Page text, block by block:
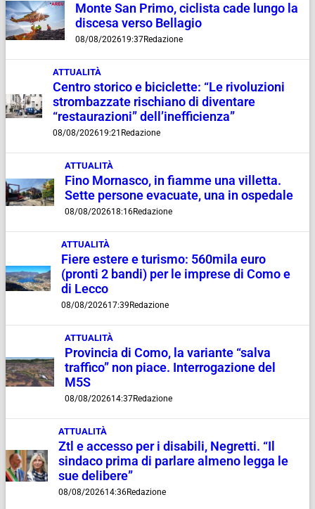
Monte San Primo, ciclista cade lungo la
discesa verso Bellagio
08/08/202619:37Redazione
ATTUALITÀ
Centro storico e biciclette: “Le rivoluzioni
strombazzate rischiano di diventare
“restaurazioni” dell’inefficienza”
08/08/202619:21 Redazione
ATTUALITÀ
Fino Mornasco, in fiamme una villetta.
Sette persone evacuate, una in ospedale
08/08/202618:16Redazione
ATTUALITÀ
Fiere estere e turismo: 560mila euro
(pronti 2 bandi) per le imprese di Como e
di Lecco
08/08/202617:39 Redazione
ATTUALITÀ
Provincia di Como, la variante “salva
traffico” non piace. Interrogazione del
M5S
08/08/202614:37Redazione
ATTUALITÀ
Ztl e accesso per i disabili, Negretti. “Il
sindaco prima di parlare almeno legga le
sue delibere”
08/08/202614:36Redazione